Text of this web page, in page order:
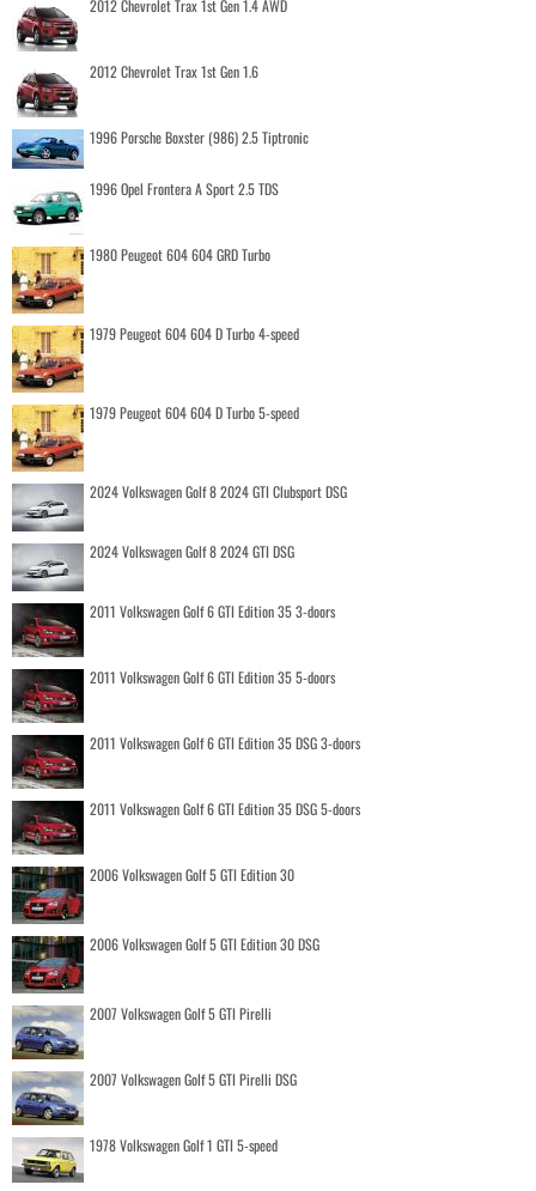
2012 Chevrolet Trax 1st Gen 1.4 AWD
2012 Chevrolet Trax 1st Gen 1.6
1996 Porsche Boxster (986) 2.5 Tiptronic
1996 Opel Frontera A Sport 2.5 TDS
1980 Peugeot 604 604 GRD Turbo
1979 Peugeot 604 604 D Turbo 4-speed
1979 Peugeot 604 604 D Turbo 5-speed
2024 Volkswagen Golf 8 2024 GTI Clubsport DSG
2024 Volkswagen Golf 8 2024 GTI DSG
2011 Volkswagen Golf 6 GTI Edition 35 3-doors
2011 Volkswagen Golf 6 GTI Edition 35 5-doors
2011 Volkswagen Golf 6 GTI Edition 35 DSG 3-doors
2011 Volkswagen Golf 6 GTI Edition 35 DSG 5-doors
2006 Volkswagen Golf 5 GTI Edition 30
2006 Volkswagen Golf 5 GTI Edition 30 DSG
2007 Volkswagen Golf 5 GTI Pirelli
2007 Volkswagen Golf 5 GTI Pirelli DSG
1978 Volkswagen Golf 1 GTI 5-speed